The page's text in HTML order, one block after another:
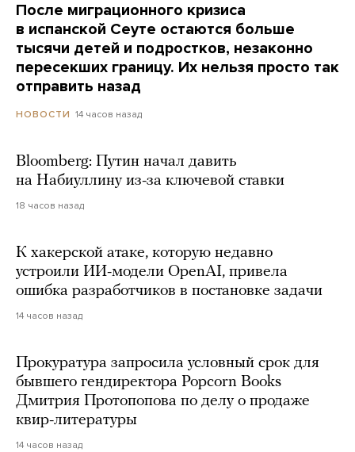
После миграционного кризиса
в испанской Сеуте остаются больше
тысячи детей и подростков, незаконно
пересекших границу. Их нельзя просто так
отправить назад
НОВОСТИ 14 часов назад
Bloomberg: Путин начал давить
на Набиуллину из-за ключевой ставки
18 часов назад
К хакерской атаке, которую недавно
устроили ИИ-модели OpenAI, привела
ошибка разработчиков в постановке задачи
14 часов назад
Прокуратура запросила условный срок для
бывшего гендиректора Popcorn Books
Дмитрия Протопопова по делу о продаже
квир-литературы
14 часов назад